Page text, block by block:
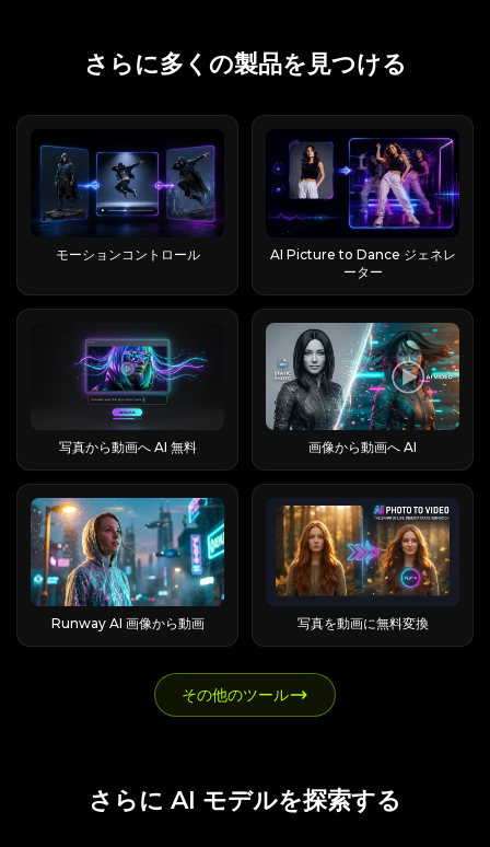
映像を惑星を舞台にしたものへと再解釈する。こ
ディング、または2つのシーン間のトランジショ
ンとして使用します。 そのチュートリアル動画の
トップはYouTubeだけで16万6千回以上の再生回
数を記録しており、需要（および検索トラフィッ
ク）が本物であることを示す良い兆候となってい
る。 Higgsfield AI Earth Zoom Outは無料です
か？ （無料プラン vs Pro）正直に答えると、
「無料じゃない！」というのがオンラインで最も
よく聞かれる不満なので、無料プランでも作成は
Proプランの後ろにあります。 無料プラン Pro
(約 $9.99/月) 1 日あたりの動画数 約 2 多すぎる モ
デル Lite 標準 / Turbo アスペクト比 16:9 16:9 + 多
すぎる ウォーターマーク あり なし キューの推定
時間 約 45 分 (実際は 2～3 分程度) 高速 重要なポ
イント: 完全に無料で試用できますが、ウォータ
ーマークが表示され、16:9 のみで、レンダリング
の推定時間が恐ろしいほど長くなることを覚悟し
す段階で人々を驚かせるので、その機能が無料の
まま続くとは期待しない方が良いでしょう。
Higgsfield AIで地球のズームアウト動画を作成す
るにはどうすればよいですか？ 基本的なワークフ
ローは、4つのステップと1つの意思決定から構成
されます。 1枚の写真から始めることも、動画の
最初のフレームから始めることもできます。クリ
ック手順はほぼ同じです。 ステップ 1 —
します。Higgsfield AI を開き、地球ズームアウト
のモーションを探します (「Effects Pack 5」の一
部として同梱されています)。 これを選択すると
真をアップロードするか、ビデオの最初のフレー
ムをキャプチャします。写真の場合は、被写体が
ての事柄を理解するための基準となる。 Runable
vs Run:ai vs LangChain 「Runnable」 vs
すぐに明確にしておきましょう。 Runable AIは
runable.com（およびrunableai.com）に拠点を
置いており、本レビューの対象となっています。
Run:aiはGPUとMLOpsのオーケストレーション
プラットフォームであり、今回の件とは無関係で
す。 LangChainのRunnableは開発者向けのコ
ードインターフェースであり、ログインして利用
する製品ではありません。 また、runable.app
は、エージェントとは一切関係のない、プライバ
シーに特化した別のソフトウェア会社です。
「runable ai」で検索したのなら、ほぼ間違いな
くrunable.comのことを指していたでしょう。
Runable AIは誰のために作られたのか？
Runableは、オペレーター、マーケター、代理店
オーナー、非技術系の創業者、フリーランサー、
学生など、複雑な入力データを扱い、そこから具
体的な成果物を必要とするすべての人に適してい
ます。 IDEレベルのソフトウェアエンジニアリン
グや、単にチャット相手が欲しいだけの人にとっ
ては、あまり良い選択肢とは言えません。 もしあ
なたの仕事が「物を作る」ことなら、あなたはタ
ーゲットユーザーです。 Runable AIはどのよう
に動作するのですか？ 仕組みを理解することが、
「真の実行力」とマーケティングコピーを分ける
決定的な要素となる。 Runableは繰り返し実行可
築作業はサンドボックス化されたマシン上で行わ
れます。 計画 → 視覚化 → 作業 → 反復のワーク
フロー コアとなるループはシンプルです。
Runable は、意図を明確にし、計画をプレビュー
し、実行し、そして洗練します。 まず質問をする
を避けることができます。 プランモードと人間に
よる承認 プランモードは信頼レイヤーです。
す。 テンプレート化された「アプリ」は、ワンタ
ップでバイラル効果を処理できるため、ほとんど
Flashloopは誰が作っているのですか？ （開発者
と背景）App Storeでは、開発者はモントリオー
ルに拠点を置くBuy Beaver
Technologies（15557640 Canada Inc.）と記載
されており、最初のリリース日は2025年6月とな
っています。 第三者アグリゲーターのPollo.ai
は、創業者を「La Viral Studio」と称し、20日間
で年間経常収益がゼロから1万ドルに達したという
驚くべき主張を繰り返している。 その数字はマー
ケティング目的のものであり、検証済みの統計デ
ータではないので、そのように扱ってください。
これは自己申告による数字であり、公式な資料に
よる裏付けがないため、実際の販売実績よりも、
ブランドのメッセージングについて多くを物語っ
ていると言えるでしょう。 Flashloopはどのよう
なAIモデルをサポートしていますか？ このアプリ
の最大の強みは、間違いなくモデルのラインナッ
プだ。 動画用としては、Veo 3（フォトリアルな
表現に最適）、Kling 3.0と2.6（ショット間でキ
ャラクターの一貫性を保つことで知られる）、さ
らにSora 2、Seedance 1.5と2.0、Wan 2.6、
Grok Imagineが利用できます。 画像処理には、
Nano Banana Proと2、FLUX 2、GPT Image 2
が使用されています。 実用的なポイントとして
は、リアルな映像を求めるならVeo 3、どのシー
ンでもキャラクターの見た目を統一する必要があ
るならKling、そしてスタイリッシュな動きを求
めるならSeedanceまたはSoraを選ぶと良いでし
が、本当のセールスポイントです。 テキストから
ビデオへ vs 画像からビデオへ：実際に何が作れ
ら動画を作成する機能は、ユーザーが提供した写
真をアニメーション化するため、結果をより細か
つあります。 これらのプロンプトは、実際のユー
ザーが作成・共有した動画から抽出されたものな
いるかを理解したい場合に役立つ参考資料となり
の公式ウェブサイトにアクセスしたら、「ビデオ
ギャラリー」セクションが表示されるまで下にス
クロールしてください。 このエリアでは、Viggle
AIで作成された、最近人気の高いAI動画のアイデ
アをいくつか紹介しています。 ギャラリー内のい
ずれかの動画をクリックすると、その動画の生成
に使用されたソース素材、プロンプト、およびキ
ー設定を表示できます。 さらに多くの例をご覧に
なりたい場合は、「もっと見る」をクリックし
て、ユーザーが作成した他の動画をご覧くださ
い。 ホームページには、歌って踊る、ミームを作
成する、その他の簡単なテンプレートなどのサン
プルも含まれていますが、これらの多くは主に
Viggle AIの「ビデオミックス」機能によって実現
されています。 このワークフローでは、ユーザー
は詳細な指示を記述することなく動画を作成でき
ます。 しかし、特にキャラクターが元のビデオレ
イヤーの上に浮いているように見える場合など、
結果が不自然に見えることもある。 この「浮遊レ
イヤー」現象は、AI Image to Videoの近日公開
予定のモーションコントロール機能によって解消
される予定です。 2つ目の方法：テキストからビ
デオへ 左側の「テキストからビデオへ」をクリ
ックして、Viggle AIのビデオ生成ページに移動し
ます。 このページでは、Viggle AIが人気のある
利用方法やクリエイティブなスタイルに基づい
ています。 おすすめの動画をクリックすると、同
じ設定を編集ワークスペースにコピーして、その
プロンプト構造、視覚的な方向性、生成設定など
ありません。 これらは学習教材です。 他のクリ
学生であれ、クリエイターであれ、あるいは単に
AIの可能性を試してみたい人であれ、財布を開け
は、数十種類のAIモデルを単一のインターフェー
スに統合するオールインワンハブとして機能しま
す。 ユーザーは個別のサブスクリプションを維持
するのではなく、共有クレジットプールによって
支えられた1つのアカウントを通じて、チャット、
画像作成、ビデオ生成、生産性向上ツールにアク
セスできます。 主な機能と利用可能なAIモデル
このプラットフォームはいくつかの主要なカテゴ
リをカバーしています。すべての世代機能は同じ
ストを理解することが不可欠です。 EaseMate AI
はどのようなユーザーに最適ですか？ このプラッ
トフォームは、教育ツールを利用する学生、マル
チフォーマットのコンテンツを制作するコンテン
ツクリエイター、そして様々なチャネルでビジュ
アルアセットを生成するマーケターにとって特に
魅力的なものとなっている。 さまざまなAIモデル
を検討しているユーザーにとっても、複数のサブ
スクリプションを管理する代わりに、バンドルさ
れたアクセスを利用することでメリットが得られ
ます。 EaseMate AIクレジットシステムの仕組
み お金を使う前に、クレジット経済がどのよう
に機能するかを理解しておくことは重要です。 コ
ンセプトはシンプルだが、いくつかの細かい点が
新規ユーザーを戸惑わせる。 クレジットとは何
か、そしてどのように使用するのか クレジットは
EaseMateの内部通貨として機能し、おおよそ1米
画像、動画、または拡張チャット応答といった各
世代ごとに、一定額が差し引かれます。 コストは
モデルの品質レベルと出力解像度によって変動
のがここです: 機能 おおよそのコスト Veo 3 高速
ビデオ ~140 クレジット Veo 3 フルビデオ ~700
リ別に一覧表示しているので、必要なものを正確
特定の製品を指し示すものではありません。 その
結果、全く異なる業界にわたって、ツール、エー
ジェント、ロボット、仮想ペルソナが断片化され
た状況が生じることになる。 なぜ多くのAI製品が
「Luna」という名前なのか。「Luna」はラテン
語で月を意味し、知性、優雅さ、神秘性を連想さ
せるため、AIのブランディングに非常に魅力的な
名前となっている。 「Alexa」が音声アシスタン
トの代名詞となったのと同様に、「Luna」は独
自に、世界中でAI製品の代表名として定着した。
RedditのクリエイターたちがAIキャラクターを作
成する際、特に調整することなく一貫して
「Luna」という名前を選んでおり、これがAIキ
ャラクター名の定番となっていることが確認され
た。 このガイドを使用して、Luna カテゴリ製品
セクションを見つける方法 営業アウトリーチ
Luna.ai 以下 ホーム セキュリティ LunaHome 以
下 プロジェクト管理 withluna.ai 以下 暗号通貨 /
Andon Labs Luna 以下 ヒューマノイド ロボット
LimX Luna 以下 音楽制作 Universal Audio
LUNA 以下 Luna.ai — AI を活用したコールド メ
ールと営業アウトリーチ Luna.ai は、最も商業的
に認知されている AI Luna — 見込み客の開拓を
エンドツーエンドで処理する自律型アウトバウン
ド セールス プラットフォームです。 Luna.aiの​​主
な機能と仕組み このプラットフォームは、2億
し、パーソナライズされたコールドメールを作成
し、ウォームアップシーケンスを管理し、フォロ
ーアップを自動化します。 CRM連携を通じて
制限のシートが含まれています。チームでの利用
には最適ですが、個人で利用するには高額です。
さらに多くの製品を見つける
モーションコントロール
AI Picture to Dance ジェネレ
ーター
写真から動画へ AI 無料 画像から動画へ AI
Runway AI 画像から動画 写真を動画に無料変換
その他のツール
さらに AI モデルを探索する